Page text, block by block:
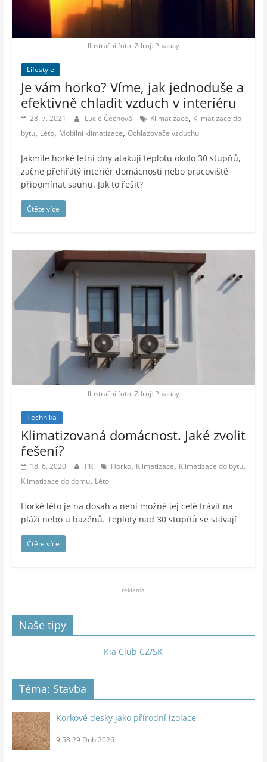
vesmír
Ilustrační foto. Zdroj: Pixabay
Lifestyle
Je vám horko? Víme, jak jednoduše a
efektivně chladit vzduch v interiéru
28. 7. 2021 Lucie Čechová Klimatizace, Klimatizace do
bytu, Léto, Mobilní klimatizace, Ochlazovače vzduchu
Jakmile horké letní dny atakují teplotu okolo 30 stupňů,
začne přehřátý interiér domácnosti nebo pracoviště
připomínat saunu. Jak to řešit?
Čtěte více
Ilustrační foto. Zdroj: Pixabay
Technika
Klimatizovaná domácnost. Jaké zvolit
řešení?
18. 6. 2020 PR Horko, Klimatizace, Klimatizace do bytu,
Klimatizace do domu, Léto
Horké léto je na dosah a není možné jej celé trávit na
pláži nebo u bazénů. Teploty nad 30 stupňů se stávají
Čtěte více
reklama
Naše tipy
Kia Club CZ/SK
Téma: Stavba
Korkové desky jako přírodní izolace
9:58 29 Dub 2026